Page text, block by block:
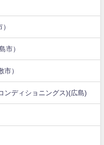
市）
市）
ンディショニングス)(広島)